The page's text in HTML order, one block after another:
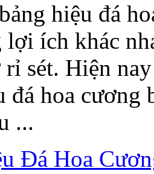
hiệu đá
lợi ích khác
sét. Hiện
đá hoa
...
Đá Hoa